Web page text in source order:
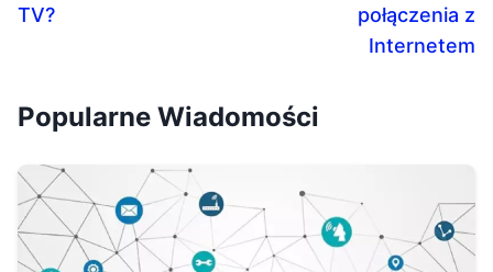
TV?
połączenia z
Internetem
Popularne Wiadomości